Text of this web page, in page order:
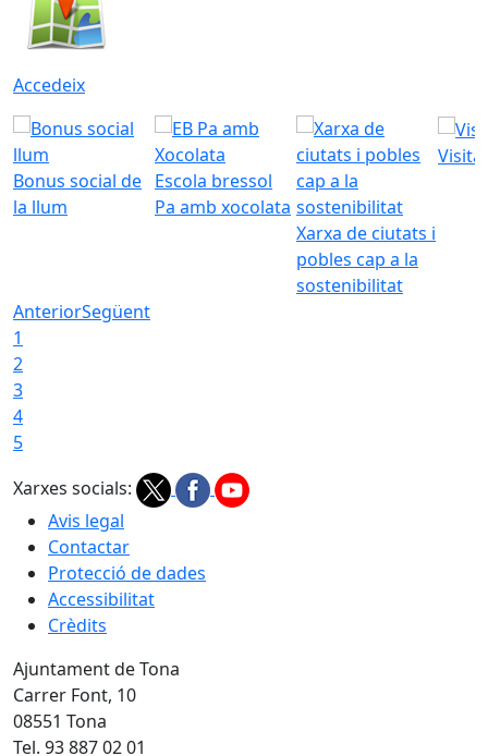
Accedeix
Bonus social de
la llum
Escola bressol
Pa amb xocolata
Xarxa de ciutats i
pobles cap a la
sostenibilitat
Visita
AnteriorSegüent
1
2
3
4
5
Xarxes socials:
Avis legal
Contactar
Protecció de dades
Accessibilitat
Crèdits
Ajuntament de Tona
Carrer Font, 10
08551 Tona
Tel. 93 887 02 01